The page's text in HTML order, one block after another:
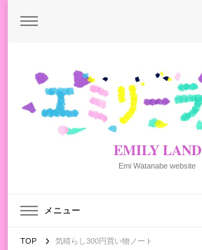
EMILY LAND
Emi Watanabe website
メニュー
TOP 気晴らし300円買い物ノート